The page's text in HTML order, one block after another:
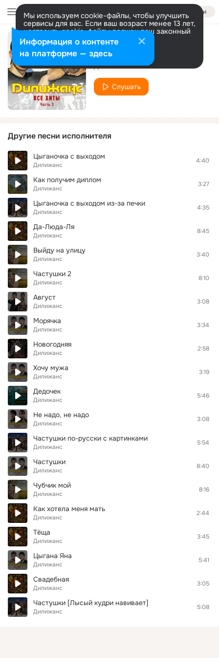
Войти
Мы используем cookie-файлы, чтобы улучшить
сервисы для вас. Если ваш возраст менее 13 лет,
настроить cookie-файлы должен ваш законный
представитель. Больше информации
Разрешить все Настроить
Одесса (version 2)
Дилижанс
Слушать
Другие песни исполнителя
Цыганочка с выходом
Дилижанс
4:40
Как получим диплом
Дилижанс
3:27
Цыганочка с выходом из-за печки
Дилижанс
4:35
Да-Люда-Ля
Дилижанс
8:45
Выйду на улицу
Дилижанс
3:40
Частушки 2
Дилижанс
8:10
Август
Дилижанс
3:08
Морячка
Дилижанс
3:34
Новогодняя
Дилижанс
2:58
Хочу мужа
Дилижанс
3:19
Дедочек
Дилижанс
5:46
Не надо, не надо
Дилижанс
3:08
Частушки по-русски с картинками
Дилижанс
5:54
Частушки
Дилижанс
8:40
Чубчик мой
Дилижанс
8:16
Как хотела меня мать
Дилижанс
2:44
Тёща
Дилижанс
3:45
Цыгана Яна
Дилижанс
5:41
Свадебная
Дилижанс
3:05
Частушки [Лысый кудри навивает]
Дилижанс
5:08
Информация о контенте
на платформе — здесь